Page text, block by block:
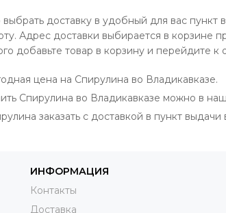
доставку в удобный для вас
Адрес доставки выбирается в корзине
добавьте товар в корзину и перейдите к
цена на Спирулина во Владикавказе.
Спирулина во Владикавказе можно в
заказать с доставкой в пункт выдачи
ИНФОРМАЦИЯ
Контакты
Доставка